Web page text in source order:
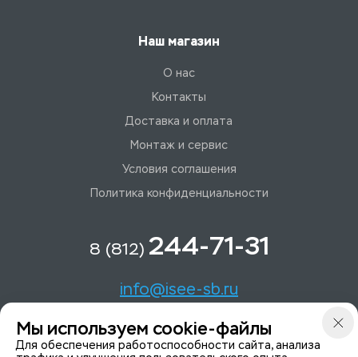
Наш магазин
О нас
Контакты
Доставка и оплата
Монтаж и сервис
Условия соглашения
Политика конфиденциальности
8 (812) 244-71-31
info@isee-sb.ru
Светлановский пр-кт, д. 70, корп. 1
Мы используем cookie-файлы
Для обеспечения работоспособности сайта, анализа